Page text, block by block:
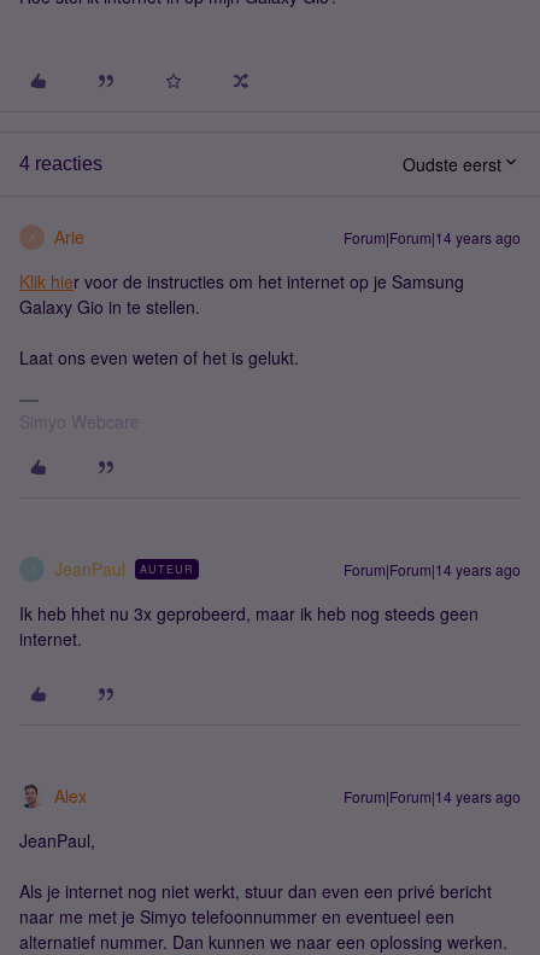
4 reacties Oudste eerst
A Arie Forum|Forum|14 years ago
Klik hier voor de instructies om het internet op je Samsung
Galaxy Gio in te stellen.
Laat ons even weten of het is gelukt.
Simyo Webcare
JeanPaul AUTEUR Forum|Forum|14 years ago
Ik heb hhet nu 3x geprobeerd, maar ik heb nog steeds geen
internet.
Alex Forum|Forum|14 years ago
JeanPaul,
Als je internet nog niet werkt, stuur dan even een privé bericht
naar me met je Simyo telefoonnummer en eventueel een
alternatief nummer. Dan kunnen we naar een oplossing werken.